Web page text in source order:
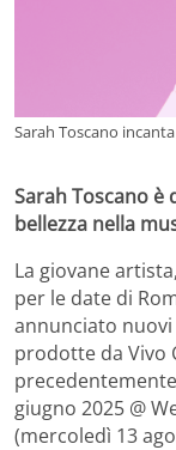
Sarah Toscano
Sarah Toscano
bellezza nella
La giovane
per le date di
annunciato
prodotte da Vivo
giugno 2025 @
(mercoledì 13